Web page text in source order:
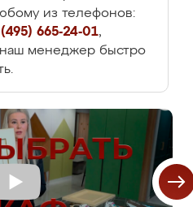
из телефонов:
665-24-01,
менеджер быстро